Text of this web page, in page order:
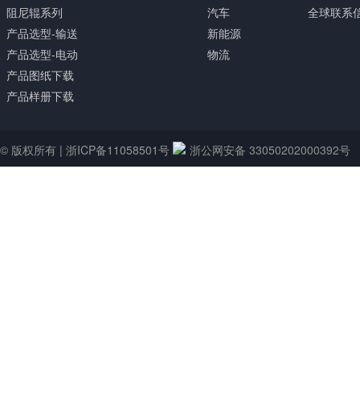
阻尼辊系列
产品选型-输送
产品选型-电动
产品图纸下载
产品样册下载
汽车
新能源
物流
全球联系
© 版权所有 | 浙ICP备11058501号 浙公网安备 33050202000392号